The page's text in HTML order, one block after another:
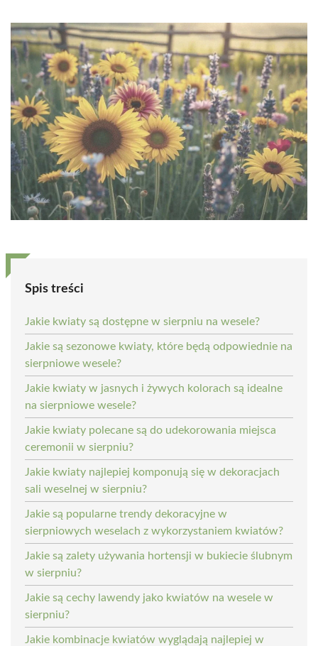
Spis treści
Jakie kwiaty są dostępne w sierpniu na wesele?
Jakie są sezonowe kwiaty, które będą odpowiednie na
sierpniowe wesele?
Jakie kwiaty w jasnych i żywych kolorach są idealne
na sierpniowe wesele?
Jakie kwiaty polecane są do udekorowania miejsca
ceremonii w sierpniu?
Jakie kwiaty najlepiej komponują się w dekoracjach
sali weselnej w sierpniu?
Jakie są popularne trendy dekoracyjne w
sierpniowych weselach z wykorzystaniem kwiatów?
Jakie są zalety używania hortensji w bukiecie ślubnym
w sierpniu?
Jakie są cechy lawendy jako kwiatów na wesele w
sierpniu?
Jakie kombinacje kwiatów wyglądają najlepiej w